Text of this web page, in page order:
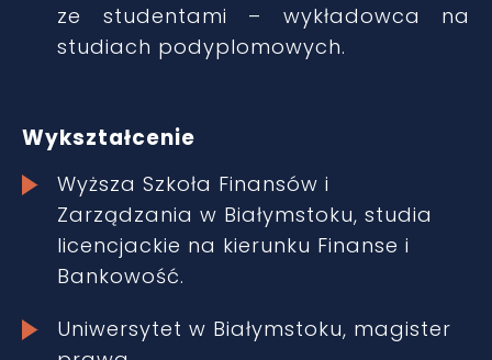
ze studentami – wykładowca na
studiach podyplomowych.
Wykształcenie
Wyższa Szkoła Finansów i
Zarządzania w Białymstoku, studia
licencjackie na kierunku Finanse i
Bankowość.
Uniwersytet w Białymstoku, magister